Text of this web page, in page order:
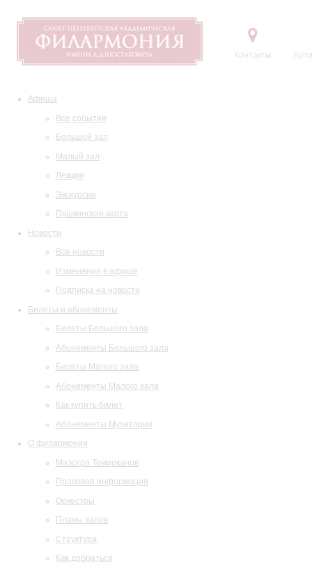
Контакты
Афиша
Все события
Большой зал
Малый зал
Лекции
Экскурсии
Пушкинская карта
Новости
Все новости
Изменения в афише
Подписка на новости
Билеты и абонементы
Билеты Большого зала
Абонементы Большого зала
Билеты Малого зала
Абонементы Малого зала
Как купить билет
Абонементы Музитория
О филармонии
Маэстро Темирканов
Правовая информация
Оркестры
Планы залов
Структура
Как добраться